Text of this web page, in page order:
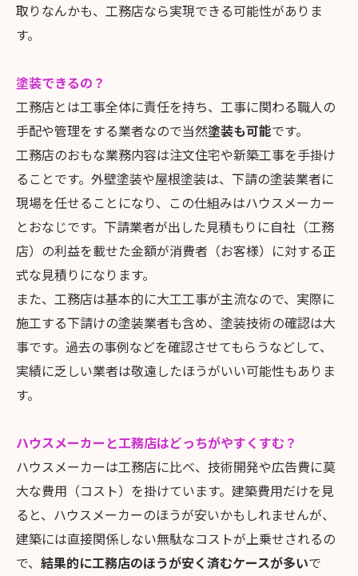
取りなんかも、工務店なら実現できる可能性がありま
す。
塗装できるの？
工務店とは工事全体に責任を持ち、工事に関わる職人の
手配や管理をする業者なので当然塗装も可能です。
工務店のおもな業務内容は注文住宅や新築工事を手掛け
ることです。外壁塗装や屋根塗装は、下請の塗装業者に
現場を任せることになり、この仕組みはハウスメーカー
とおなじです。下請業者が出した見積もりに自社（工務
店）の利益を載せた金額が消費者（お客様）に対する正
式な見積りになります。
また、工務店は基本的に大工工事が主流なので、実際に
施工する下請けの塗装業者も含め、塗装技術の確認は大
事です。過去の事例などを確認させてもらうなどして、
実績に乏しい業者は敬遠したほうがいい可能性もありま
す。
ハウスメーカーと工務店はどっちがやすくすむ？
ハウスメーカーは工務店に比べ、技術開発や広告費に莫
大な費用（コスト）を掛けています。建築費用だけを見
ると、ハウスメーカーのほうが安いかもしれませんが、
建築には直接関係しない無駄なコストが上乗せされるの
で、 結果的に工務店のほうが安く済むケースが多いで